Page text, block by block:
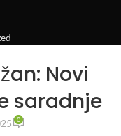
Novi
saradnje
0